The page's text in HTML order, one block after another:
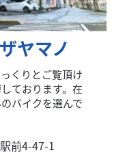
ヤマノ
くりとご覧頂け
ております。在
バイクを選んで
前4-47-1